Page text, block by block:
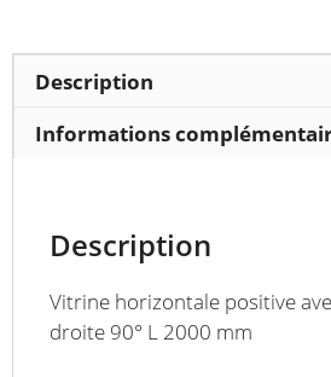
Description
Informations
Description
Vitrine horizontale positive
droite 90° L 2000 mm